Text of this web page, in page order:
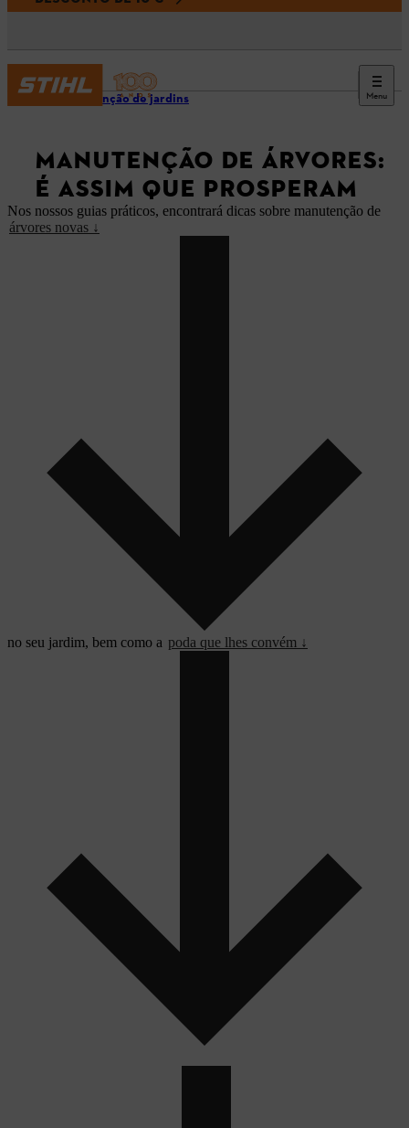
Menu
Manutenção de jardins
MANUTENÇÃO DE ÁRVORES:
É ASSIM QUE PROSPERAM
Nos nossos guias práticos, encontrará dicas sobre manutenção de
árvores novas ↓
no seu jardim, bem como a poda que lhes convém ↓